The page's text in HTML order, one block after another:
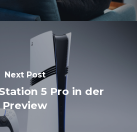
Next Post
5 Pro in der
Preview